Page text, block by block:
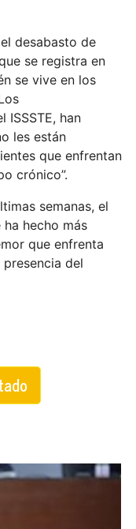
desabasto de
se registra en
se vive en los
ISSSTE, han
les están
que enfrentan
crónico”.
semanas, el
hecho más
que enfrenta
del